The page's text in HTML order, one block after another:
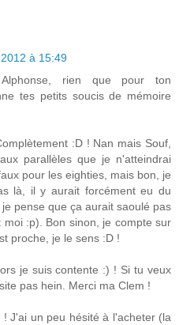
à 15:49
rien que pour ton
tes petits soucis de mémoire
:D ! Nan mais Souf,
parallèles que je n'atteindrai
pour les eighties, mais bon, je
là, il y aurait forcément eu du
pense que ça aurait saoulé pas
:p). Bon sinon, je compte sur
proche, je le sens :D !
je suis contente :) ! Si tu veux
pas hein. Merci ma Clem !
J'ai un peu hésité à l'acheter (la